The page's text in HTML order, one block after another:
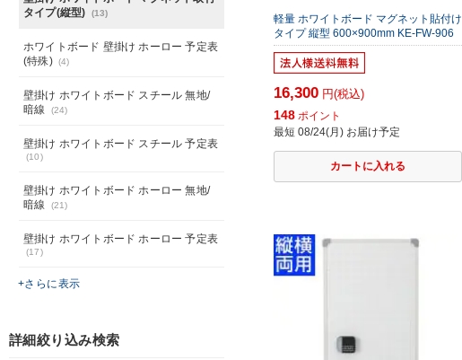
軽量 ホワイトボード マグネット貼付け
タイプ 縦型 600×900mm KE-FW-906
16,300 円(税込)
148 ポイント
最短 08/24(月) お届け予定
タイプ(縦型)
(13)
ホワイトボード 壁掛け ホーロー 予定表
(特殊) (4)
壁掛け ホワイトボード スチール 無地/
暗線
(24)
壁掛け ホワイトボード スチール 予定表
(10)
壁掛け ホワイトボード ホーロー 無地/
暗線
(21)
壁掛け ホワイトボード ホーロー 予定表
(17)
+さらに表示
詳細絞り込み検索